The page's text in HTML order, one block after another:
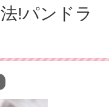
!パンドラ